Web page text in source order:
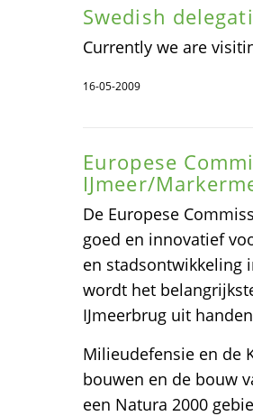
Swedish
Currently we are
16-05-2009
Europese
IJmeer/
De Europese
goed en innovatief
en stadsontwikkeling
wordt het
IJmeerbrug uit
Milieudefensie en de
bouwen en de bouw
een Natura 2000